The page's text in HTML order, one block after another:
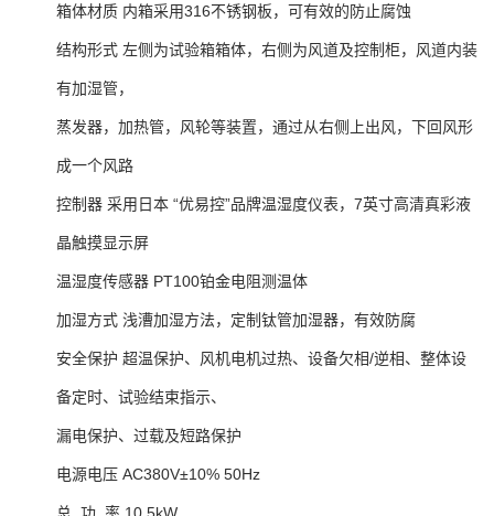
箱体材质 内箱采用316不锈钢板，可有效的防止腐蚀
结构形式 左侧为试验箱箱体，右侧为风道及控制柜，风道内装
有加湿管，
蒸发器，加热管，风轮等装置，通过从右侧上出风，下回风形
成一个风路
控制器 采用日本 “优易控”品牌温湿度仪表，7英寸高清真彩液
晶触摸显示屏
温湿度传感器 PT100铂金电阻测温体
加湿方式 浅漕加湿方法，定制钛管加湿器，有效防腐
安全保护 超温保护、风机电机过热、设备欠相/逆相、整体设
备定时、试验结束指示、
漏电保护、过载及短路保护
电源电压 AC380V±10% 50Hz